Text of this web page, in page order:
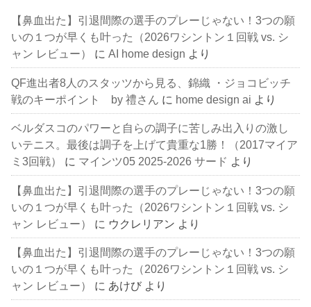
【鼻血出た】引退間際の選手のプレーじゃない！3つの願
いの１つが早くも叶った（2026ワシントン１回戦 vs. シ
ャン レビュー）
にAI home design より
QF進出者8人のスタッツから見る、錦織 ・ジョコビッチ
戦のキーポイント by 禮さん に home design ai より
ベルダスコのパワーと自らの調子に苦しみ出入りの激し
いテニス。最後は調子を上げて貴重な1勝！（2017マイア
ミ3回戦）
に マインツ05 2025-2026 サード より
【鼻血出た】引退間際の選手のプレーじゃない！3つの願
いの１つが早くも叶った（2026ワシントン１回戦 vs. シ
ャン レビュー）
に ウクレリアン より
【鼻血出た】引退間際の選手のプレーじゃない！3つの願
いの１つが早くも叶った（2026ワシントン１回戦 vs. シ
ャン レビュー）
に あけび より